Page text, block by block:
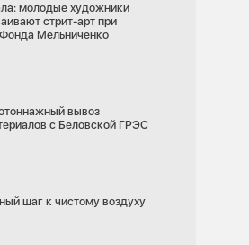
молодые художники
стрит-арт при
Мельниченко
вывоз
с Беловской ГРЭС
шаг к чистому воздуху